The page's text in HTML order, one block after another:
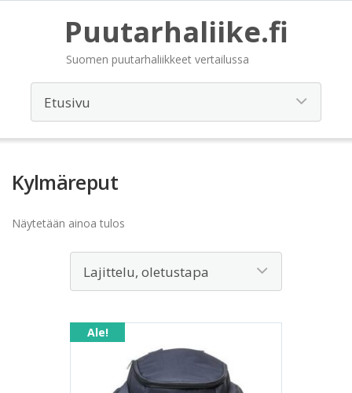
Puutarhaliike.fi
Suomen puutarhaliikkeet vertailussa
Kylmäreput
Näytetään ainoa tulos
Ale!